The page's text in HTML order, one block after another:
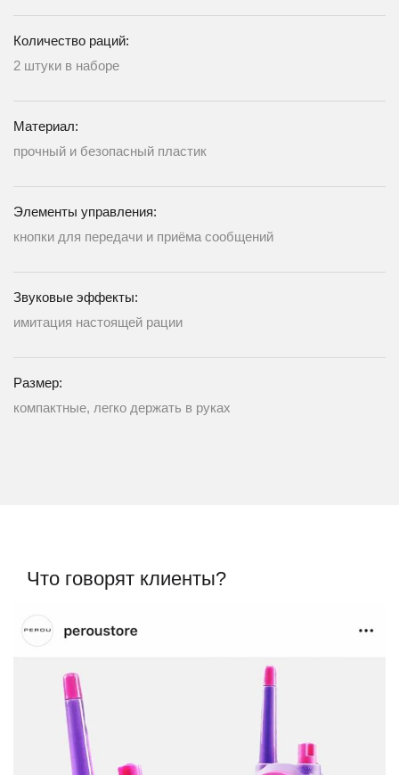
Количество раций:
2 штуки в наборе
Материал:
прочный и безопасный пластик
Элементы управления:
кнопки для передачи и приёма сообщений
Звуковые эффекты:
имитация настоящей рации
Размер:
компактные, легко держать в руках
Что говорят клиенты?